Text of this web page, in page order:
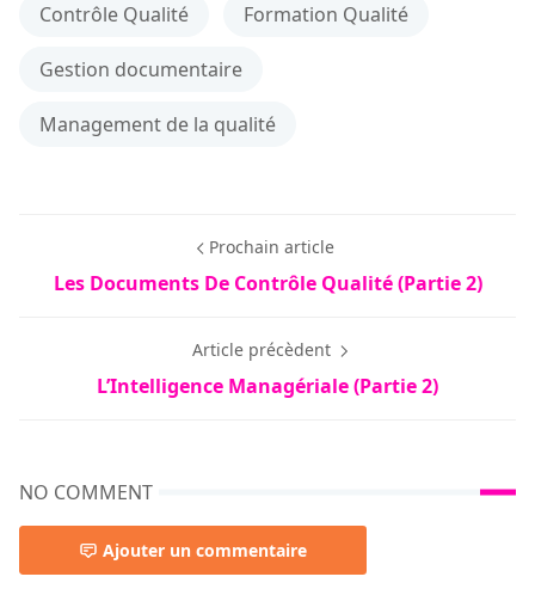
Contrôle Qualité Formation Qualité
Gestion documentaire
Management de la qualité
Prochain article
Les Documents De Contrôle Qualité (Partie 2)
Article précèdent
L’Intelligence Managériale (Partie 2)
NO COMMENT
Ajouter un commentaire